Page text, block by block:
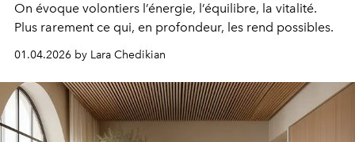
On évoque volontiers l’énergie, l’équilibre, la vitalité.
Plus rarement ce qui, en profondeur, les rend possibles.
01.04.2026 by Lara Chedikian